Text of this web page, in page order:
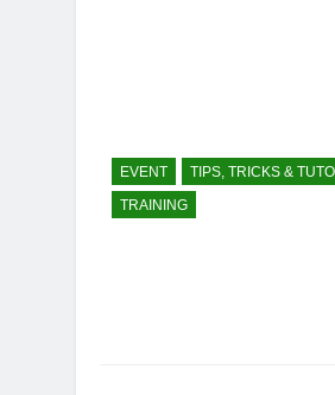
EVENT
TIPS, TRICKS &
TRAINING